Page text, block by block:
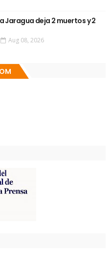
Jaragua deja 2 muertos y 2
Aug 08, 2026